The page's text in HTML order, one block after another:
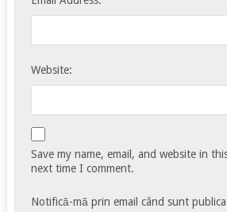
Website:
Save my name, email, and website in
next time I comment.
Notifică-mă prin email când sunt